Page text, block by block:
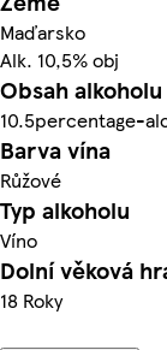
Maďarsko
Alk. 10,5% obj
Obsah alkoholu
10.5percentage-
Barva vína
Růžové
Typ alkoholu
Víno
Dolní věková
18 Roky